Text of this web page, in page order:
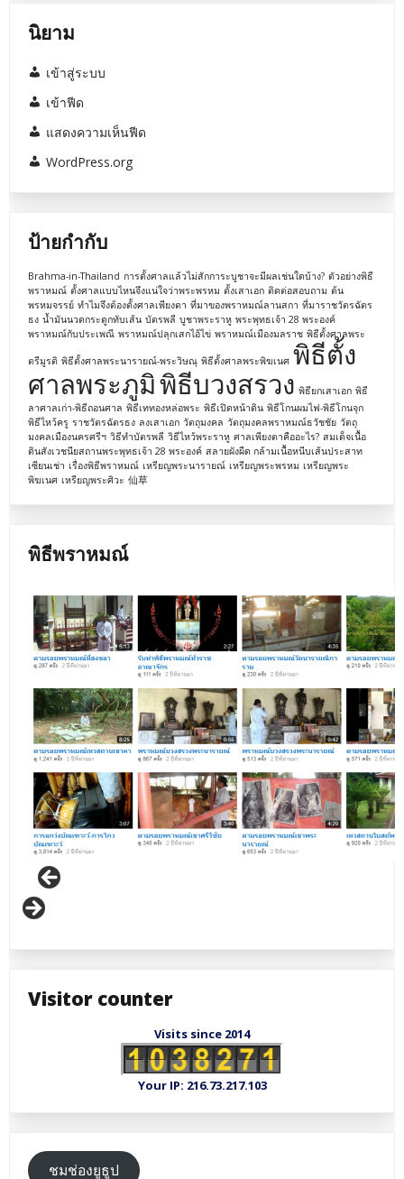
นิยาม
เข้าสู่ระบบ
เข้าฟีด
แสดงความเห็นฟีด
WordPress.org
ป้ายกำกับ
Brahma-in-Thailand การตั้งศาลแล้วไม่สักการะบูชาจะมีผลเช่นใดบ้าง? ตัวอย่างพิธี
พราหมณ์ ตั้งศาลแบบไหนจึงแน่ใจว่าพระพรหม ตั้งเสาเอก ติดต่อสอบถาม ต้น
พรหมจรรย์ ทำไมจึงต้องตั้งศาลเพียงตา ที่มาของพราหมณ์ลานสกา ที่มาราชวัตรฉัตร
ธง น้ำมันนวดกระดูกทับเส้น บัตรพลี บูชาพระราหู พระพุทธเจ้า 28 พระองค์
พราหมณ์กับประเพณี พราหมณ์ปลุกเสกไอ้ไข่ พราหมณ์เมืองมลราช พิธีตั้งศาลพระ
ตรีมูรติ พิธีตั้งศาลพระนารายณ์-พระวิษณุ พิธีตั้งศาลพระพิฆเนศ พิธีตั้ง
ศาลพระภูมิพิธีบวงสรวง พิธียกเสาเอก พิธี
ลาศาลเก่า-พิธีถอนศาล พิธีเททองหล่อพระ พิธีเปิดหน้าดิน พิธีโกนผมไฟ-พิธีโกนจุก
พิธีไหว้ครู ราชวัตรฉัตรธง ลงเสาเอก วัตถุมงคล วัตถุมงคลพราหมณ์ธวัชชัย วัตถุ
มงคลเมืองนครศรีฯ วิธีทำบัตรพลี วิธีไหว้พระราหู ศาลเพียงตาคืออะไร? สมเด็จเนื้อ
ดินสังเวชนียสถานพระพุทธเจ้า 28 พระองค์ สลายผังผืด กล้ามเนื้อหนีบเส้นประสาท
เซียนเช่า เรื่องพิธีพราหมณ์ เหรียญพระนารายณ์ เหรียญพระพรหม เหรียญพระ
พิฆเนศ เหรียญพระศิวะ 仙草
พิธีพราหมณ์
Visitor counter
Visits since 2014
Your IP: 216.73.217.103
ชมช่องยูธูป